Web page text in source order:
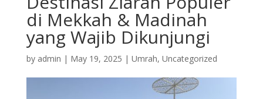
di Mekkah & Madinah
yang Wajib Dikunjungi
by admin | May 19, 2025 | Umrah, Uncategorized